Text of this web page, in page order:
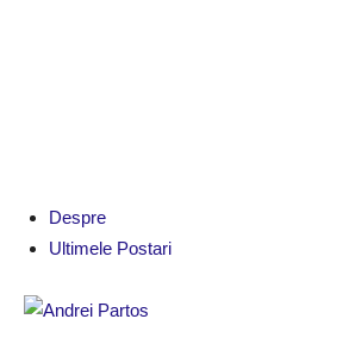
Despre
Ultimele Postari